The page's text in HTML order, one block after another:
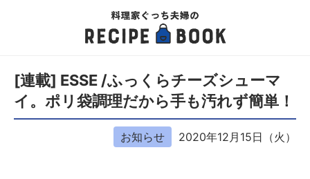
[連載] ESSE /ふっくらチーズシューマ
イ。ポリ袋調理だから手も汚れず簡単！
お知らせ 2020年12月15日（火）